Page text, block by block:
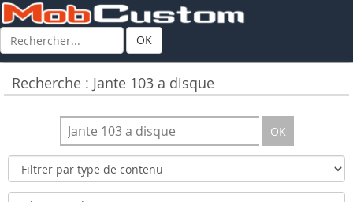
OK
Recherche : Jante 103 a disque
OK